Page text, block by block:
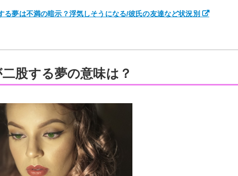
る夢は不満の暗示？浮気しそうになる/彼氏の友達など状況別
二股する夢の意味は？